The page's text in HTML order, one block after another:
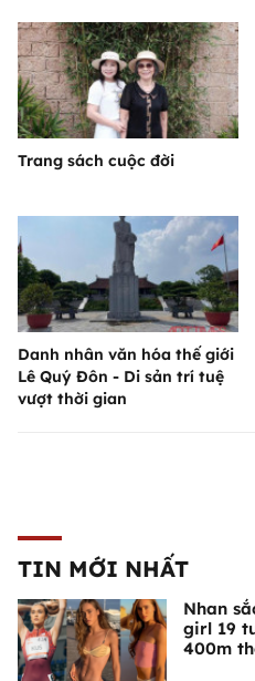
Trang sách cuộc đời
Danh nhân văn hóa thế giới
Lê Quý Đôn - Di sản trí tuệ
vượt thời gian
TIN MỚI NHẤT
Nhan
girl 19
400m